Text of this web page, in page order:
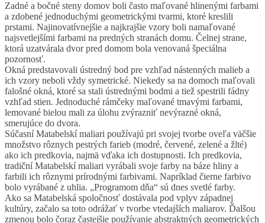
Zadné a bočné steny domov boli často maľované hlinenými farbami
a zdobené jednoduchými geometrickými tvarmi, ktoré kreslili
prstami. Najinovatívnejšie a najkrajšie vzory boli namaľované
najsvetlejšími farbami na predných stranách domu. Čelnej strane,
ktorá uzatvárala dvor pred domom bola venovaná špeciálna
pozornosť.
Okná predstavovali ústredný bod pre vzhľad nástenných malieb a
ich vzory neboli vždy symetrické. Niekedy sa na domoch maľovali
falošné okná, ktoré sa stali ústrednými bodmi a tiež spestrili fádny
vzhľad stien. Jednoduché rámčeky maľované tmavými farbami,
lemované bielou mali za úlohu zvýrazniť nevýrazné okná,
smerujúce do dvora.
Súčasní Matabelskí maliari používajú pri svojej tvorbe oveľa väčšie
množstvo rôznych pestrých farieb (modré, červené, zelené a žlté)
ako ich predkovia, najmä vďaka ich dostupnosti. Ich predkovia,
tradiční Matabelskí maliari vyrábali svoje farby na báze hliny a
farbili ich rôznymi prírodnými farbivami. Napríklad čierne farbivo
bolo vyrábané z uhlia. „Programom dňa“ sú dnes svetlé farby.
Ako sa Matabelská spoločnosť dostávala pod vplyv západnej
kultúry, začalo sa toto odrážať v tvorbe vtedajších maliarov. Ďalšou
zmenou bolo čoraz častejšie používanie abstraktných geometrických